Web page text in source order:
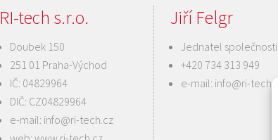
RI-tech s.r.o.
Doubek 150
251 01 Praha-Východ
IČ: 04829964
DIČ: CZ04829964
e-mail: info@ri-tech.cz
Jiří Felgr
Jednatel společnosti
+420 734 313 949
e-mail: info@ri-tech.cz